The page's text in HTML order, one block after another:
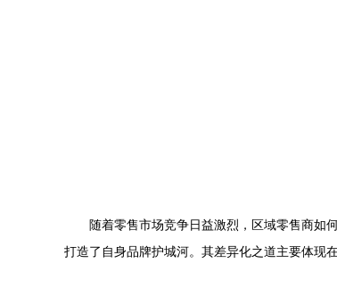
随着零售市场竞争日益激烈，区域零售商如
打造了自身品牌护城河。其差异化之道主要体现